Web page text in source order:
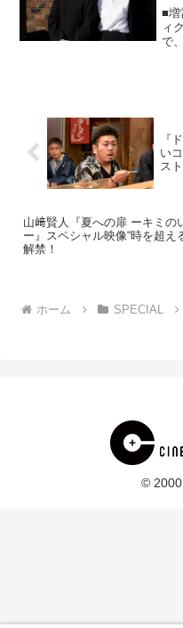
歌
■増
ィ
で
『
い
ス
山﨑賢人『夏への扉 ーキミの
ー』スペシャル映像“時を超え
解禁！
ホーム SPECIAL
© 2000